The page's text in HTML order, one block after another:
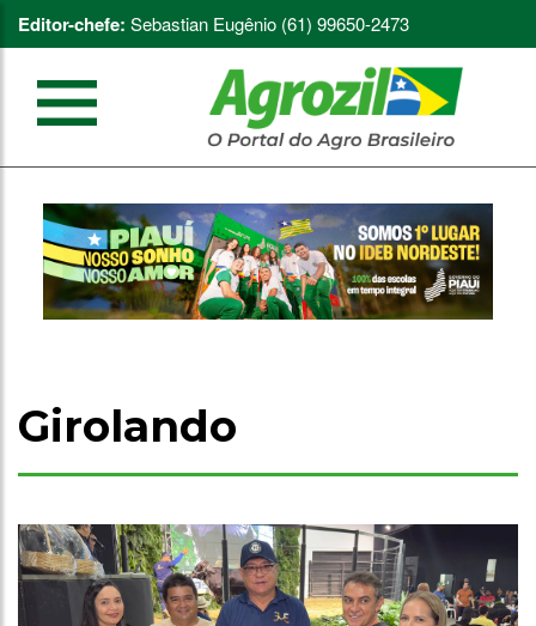
Editor-chefe: Sebastian Eugênio (61) 99650-2473
Girolando